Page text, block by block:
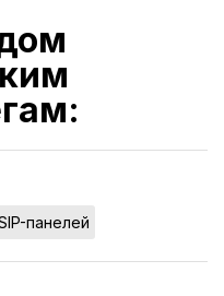
панелей